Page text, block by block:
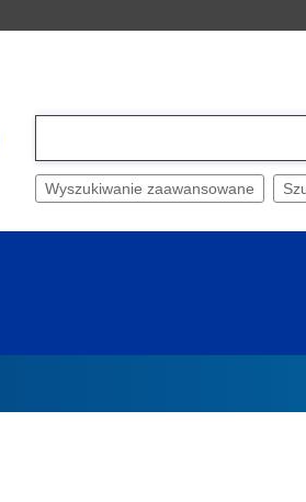
Wyszukiwanie zaawansowane